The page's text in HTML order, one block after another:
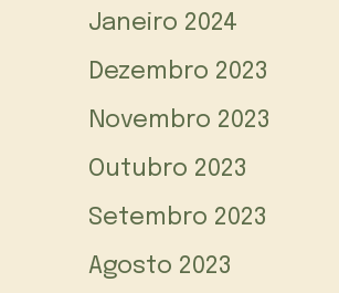
Janeiro 2024
Dezembro 2023
Novembro 2023
Outubro 2023
Setembro 2023
Agosto 2023